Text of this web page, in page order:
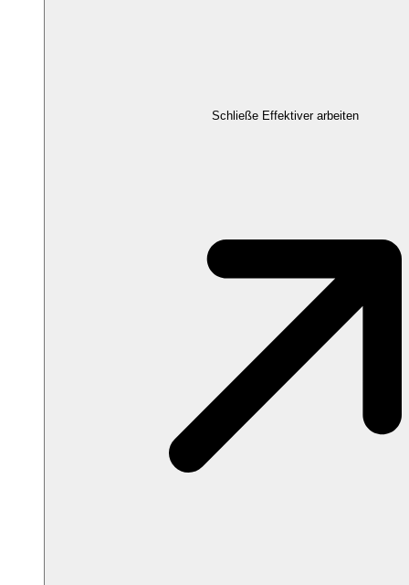
Schließe Effektiver arbeiten